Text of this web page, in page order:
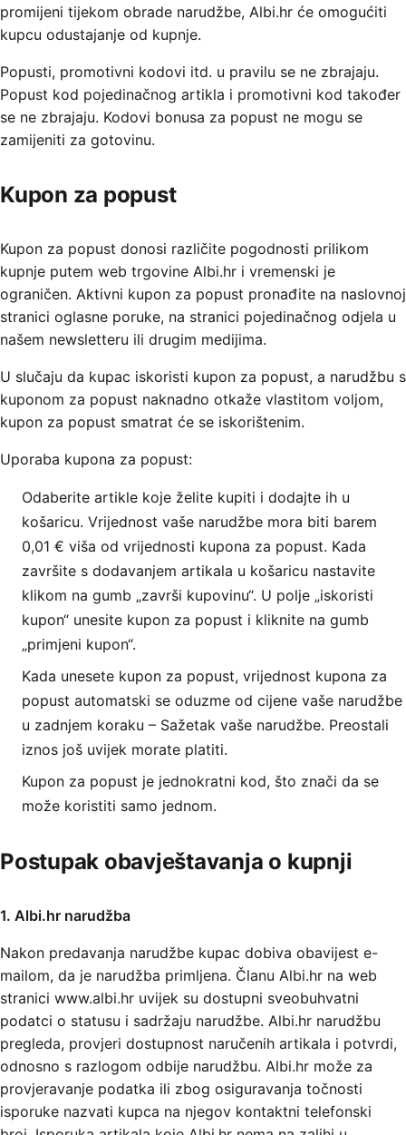
promijeni tijekom obrade narudžbe, Albi.hr će omogućiti
kupcu odustajanje od kupnje.
Popusti, promotivni kodovi itd. u pravilu se ne zbrajaju.
Popust kod pojedinačnog artikla i promotivni kod također
se ne zbrajaju. Kodovi bonusa za popust ne mogu se
zamijeniti za gotovinu.
Kupon za popust
Kupon za popust donosi različite pogodnosti prilikom
kupnje putem web trgovine Albi.hr i vremenski je
ograničen. Aktivni kupon za popust pronađite na naslovnoj
stranici oglasne poruke, na stranici pojedinačnog odjela u
našem newsletteru ili drugim medijima.
U slučaju da kupac iskoristi kupon za popust, a narudžbu s
kuponom za popust naknadno otkaže vlastitom voljom,
kupon za popust smatrat će se iskorištenim.
Uporaba kupona za popust:
Odaberite artikle koje želite kupiti i dodajte ih u
košaricu. Vrijednost vaše narudžbe mora biti barem
0,01 € viša od vrijednosti kupona za popust. Kada
završite s dodavanjem artikala u košaricu nastavite
klikom na gumb „završi kupovinu“. U polje „iskoristi
kupon“ unesite kupon za popust i kliknite na gumb
„primjeni kupon“.
Kada unesete kupon za popust, vrijednost kupona za
popust automatski se oduzme od cijene vaše narudžbe
u zadnjem koraku – Sažetak vaše narudžbe. Preostali
iznos još uvijek morate platiti.
Kupon za popust je jednokratni kod, što znači da se
može koristiti samo jednom.
Postupak obavještavanja o kupnji
1. Albi.hr narudžba
Nakon predavanja narudžbe kupac dobiva obavijest e-
mailom, da je narudžba primljena. Članu Albi.hr na web
stranici www.albi.hr uvijek su dostupni sveobuhvatni
podatci o statusu i sadržaju narudžbe. Albi.hr narudžbu
pregleda, provjeri dostupnost naručenih artikala i potvrdi,
odnosno s razlogom odbije narudžbu. Albi.hr može za
provjeravanje podatka ili zbog osiguravanja točnosti
isporuke nazvati kupca na njegov kontaktni telefonski